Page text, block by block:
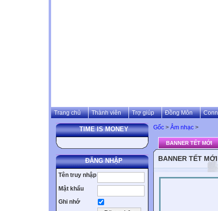
Trang chủ Thành viên Trợ giúp Đồng Môn
TIME IS MONEY
ĐĂNG NHẬP
Tên truy nhập
Mật khẩu
Ghi nhớ
Gốc > Âm nhạc >
BANNER TẾT MỚI
BANNER TẾT MỚI